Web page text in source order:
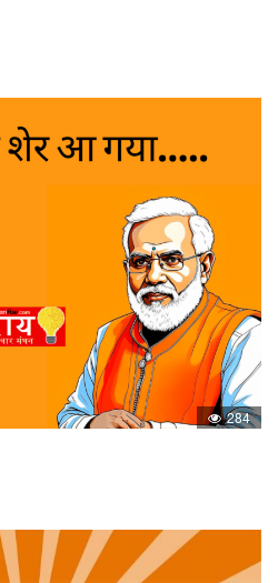
284